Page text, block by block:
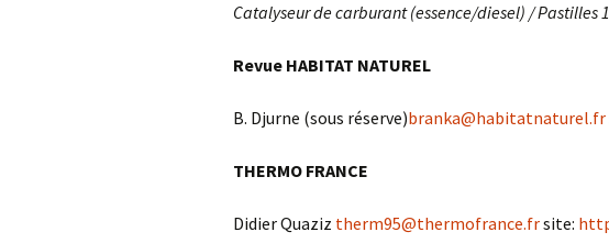
Catalyseur de carburant (essence/diesel) / Pastilles
Revue HABITAT NATUREL
B. Djurne (sous réserve)branka@habitatnaturel.fr
THERMO FRANCE
Didier Quaziz therm95@thermofrance.frsite: